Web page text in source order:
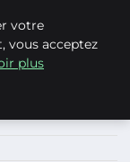
votre
vous acceptez
plus